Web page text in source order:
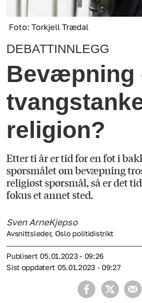
Foto: Torkjell Trædal
DEBATTINNLEGG
Bevæpning
religion?
Etter ti år er tid for en fot i
spørsmålet om bevæpning
religiøst spørsmål, så er det
fokus et annet sted.
Sven ArneKjepso
Avsnittsleder, Oslo politidistrikt
Publisert
05.01.2023 - 09:26
Sist oppdatert
05.01.2023 - 09:27